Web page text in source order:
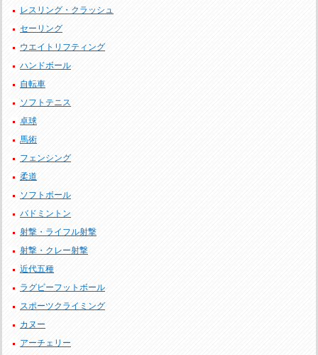
レスリング・クラッシュ
セーリング
ウエイトリフティング
ハンドボール
自転車
ソフトテニス
卓球
馬術
フェンシング
柔道
ソフトボール
バドミントン
射撃・ライフル射撃
射撃・クレー射撃
近代五種
ラグビーフットボール
スポーツクライミング
カヌー
アーチェリー